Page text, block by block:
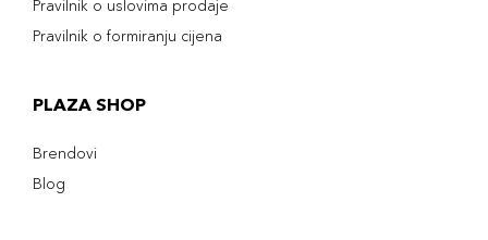
Pravilnik o uslovima prodaje
Pravilnik o formiranju cijena
PLAZA SHOP
Brendovi
Blog